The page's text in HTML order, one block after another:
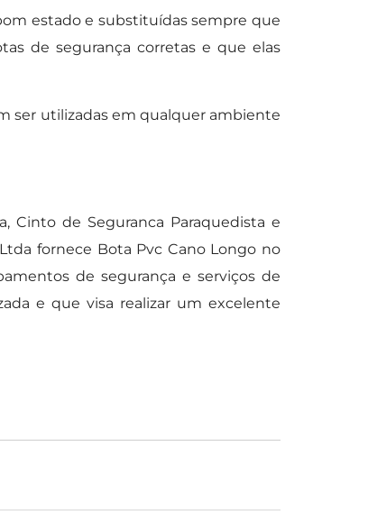
estado e substituídas sempre que
de segurança corretas e que elas
ser utilizadas em qualquer ambiente
Cinto de Seguranca Paraquedista e
fornece Bota Pvc Cano Longo no
de segurança e serviços de
e que visa realizar um excelente